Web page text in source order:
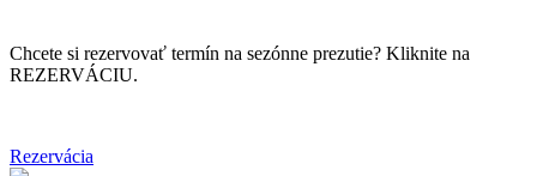
Chcete si rezervovať termín na sezónne prezutie? Kliknite na
REZERVÁCIU.
Rezervácia